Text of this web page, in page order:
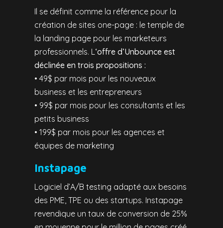
Il se définit comme la référence pour la
création de sites one-page : le temple de
la landing page pour les marketeurs
professionnels. L ‘offre d’Unbounce est
déclinée en trois propositions :
• 49$ par mois pour les nouveaux
business et les entrepreneurs
• 99$ par mois pour les consultants et les
petits business
• 199$ par mois pour les agences et
équipes de marketing
Instapage
Logiciel d’A/B testing adapté aux besoins
des PME, TPE ou des startups. Instapage
revendique un taux de conversion de 25%